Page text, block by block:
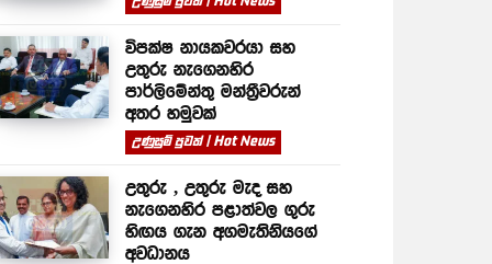
විපක්ෂ නායකවරයා සහ
උතුරු නැගෙනහිර
පාර්ලිමේන්තු මන්ත්‍රීවරුන්
අතර හමුවක්
උණුසුම් පුවත් | Hot News
උතුරු , උතුරු මැද සහ
නැගෙනහිර පළාත්වල ගුරු
හිඟය ගැන අගමැතිනියගේ
අවධානය